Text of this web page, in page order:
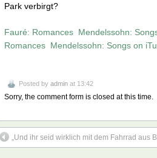
Park verbirgt?
Fauré: Romances  Mendelssohn:
Romances  Mendelssohn: Songs on
Posted by admin at 13:42
Sorry, the comment form is closed at this time.
„Und ihr seid wirklich mit dem Fahrrad aus